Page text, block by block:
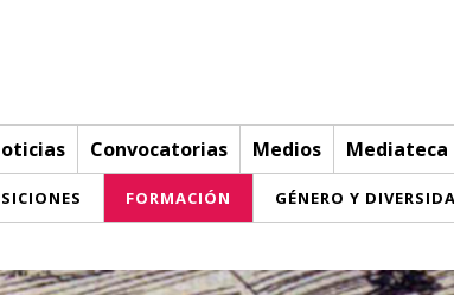
Convocatorias Medios Mediateca
FORMACIÓN GÉNERO Y